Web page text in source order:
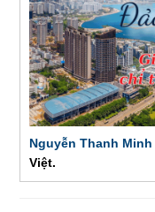
Nguyễn Thanh Minh
Việt.